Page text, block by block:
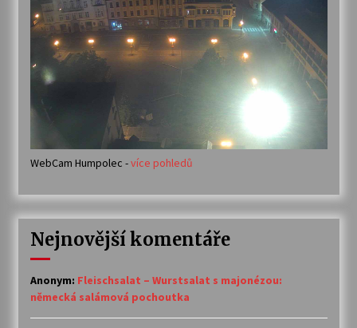
WebCam Humpolec -více pohledů
Nejnovější komentáře
Anonym: Fleischsalat – Wurstsalat s majonézou:
německá salámová pochoutka